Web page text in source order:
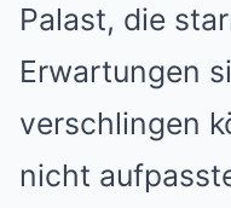
Palast, die
Erwartungen
verschlingen
nicht